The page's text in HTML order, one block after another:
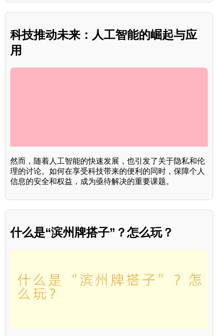
科技推动未来：人工智能的崛起与应
用
然而，随着人工智能的快速发展，也引发了关于隐私和伦
理的讨论。如何在享受科技带来的便利的同时，保障个人
信息的安全和权益，成为亟待解决的重要课题。
什么是“滨州牌搭子”？怎么玩？